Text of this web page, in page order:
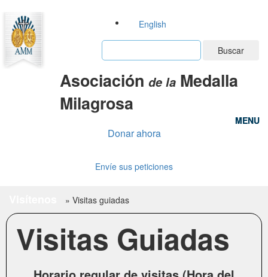
English
Buscar
Asociación de la Medalla
Milagrosa
MENU
MENU
Donar ahora
Envíe sus peticiones
» Visitas guiadas
Visitas Guiadas